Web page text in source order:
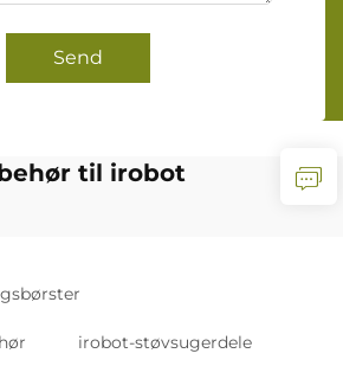
Send
til irobot
irobot-støvsugerdele